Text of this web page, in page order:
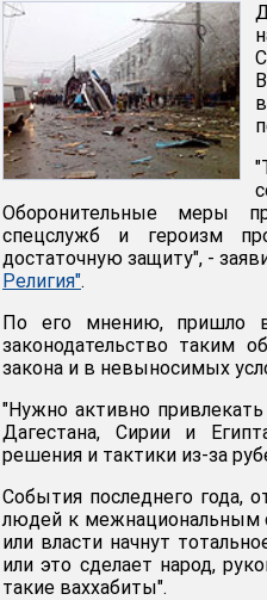
© РИА Новости / Пресс-
Оборонительные меры
спецслужб и героизм
достаточную защиту", -
Религия".
По его мнению, пришло
законодательство таким
закона и в невыносимых
"Нужно активно
Дагестана, Сирии и
решения и тактики из-за
События последнего года,
людей к межнациональным
или власти начнут
или это сделает народ,
такие ваххабиты".